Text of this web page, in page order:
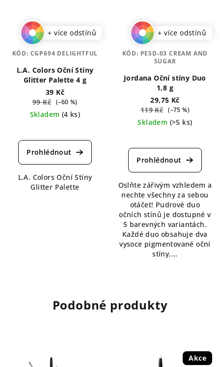
+ více odstínů
L.A. Colors Oční Stíny
Glitter Palette 4 g
39 Kč
99 Kč (–60 %)
Skladem (4 ks)
hodnocení
produktu
z
5
L.A. Colors Oční Stíny
Glitter Palette
KÓD: CGP694 DELIGHTFUL
+ více odstínů
Jordana Oční stíny Duo
1,8 g
29,75 Kč
119 Kč (–75 %)
Skladem (>5 ks)
hodnocení
produktu
z
5
hvězdiček.
Oslňte zářivým vzhledem a
nechte všechny za sebou
otáčet! Pudrové duo
očních stínů je dostupné v
5 barevných variantách.
Každé duo obsahuje dva
vysoce pigmentované oční
stíny,...
KÓD: PESD-03 CREAM AND
SUGAR
Podobné produkty
Akce